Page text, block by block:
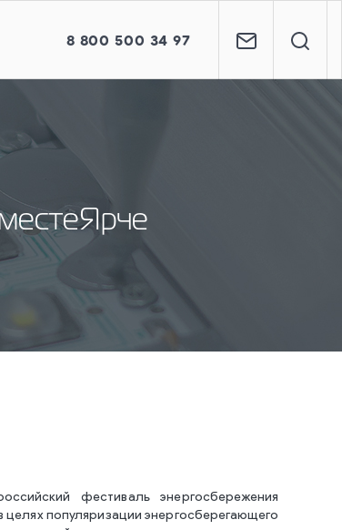
8 800 500 34 97
фестиваль энергосбережения
популяризации энергосберегающего